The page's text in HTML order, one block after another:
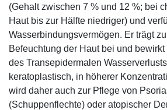
(Gehalt zwischen 7 % und 12 %; bei
Haut bis zur Hälfte niedriger) und
Wasserbindungsvermögen. Er trägt
Befeuchtung der Haut bei und
des Transepidermalen
keratoplastisch, in höherer
wird daher auch zur Pflege von
(Schuppenflechte) oder atopischer